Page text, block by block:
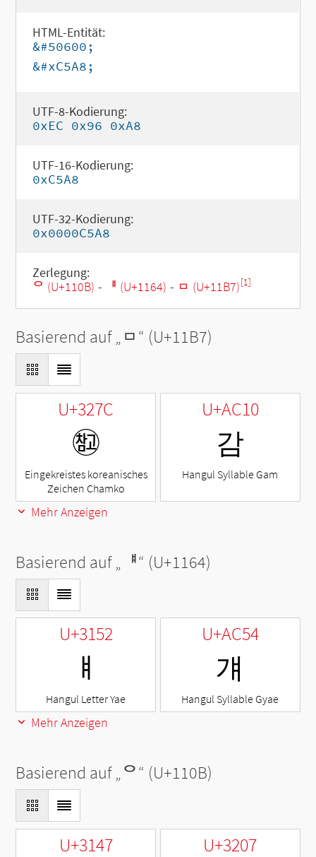
HTML-Entität:
&#50600;
&#xC5A8;
UTF-8-Kodierung:
0xEC 0x96 0xA8
UTF-16-Kodierung:
0xC5A8
UTF-32-Kodierung:
0x0000C5A8
Zerlegung:
ᄋ (U+110B) - ᅤ (U+1164) - ᆷ (U+11B7)[1]
Basierend auf „ᆷ“ (U+11B7)
U+327C
㉼
Eingekreistes koreanisches
Zeichen Chamko
U+AC10
감
Hangul Syllable Gam
Mehr Anzeigen
Basierend auf „ ᅤ“ (U+1164)
U+3152
ㅒ
Hangul Letter Yae
U+AC54
걔
Hangul Syllable Gyae
Mehr Anzeigen
Basierend auf „ᄋ“ (U+110B)
U+3147 U+3207